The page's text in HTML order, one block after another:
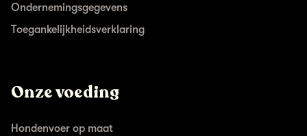
Ondernemingsgegevens
Toegankelijkheidsverklaring
Onze voeding
Hondenvoer op maat